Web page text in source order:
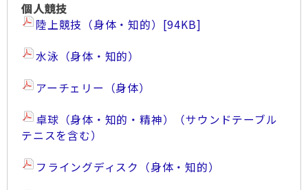
個人競技
陸上競技（身体・知的）​ [94KB]
水泳（身体・知的）​
アーチェリー（身体）
​卓球（身体・知的・精神）（サウンドテーブル
テニスを含む）
フライングディスク（身体・知的）​